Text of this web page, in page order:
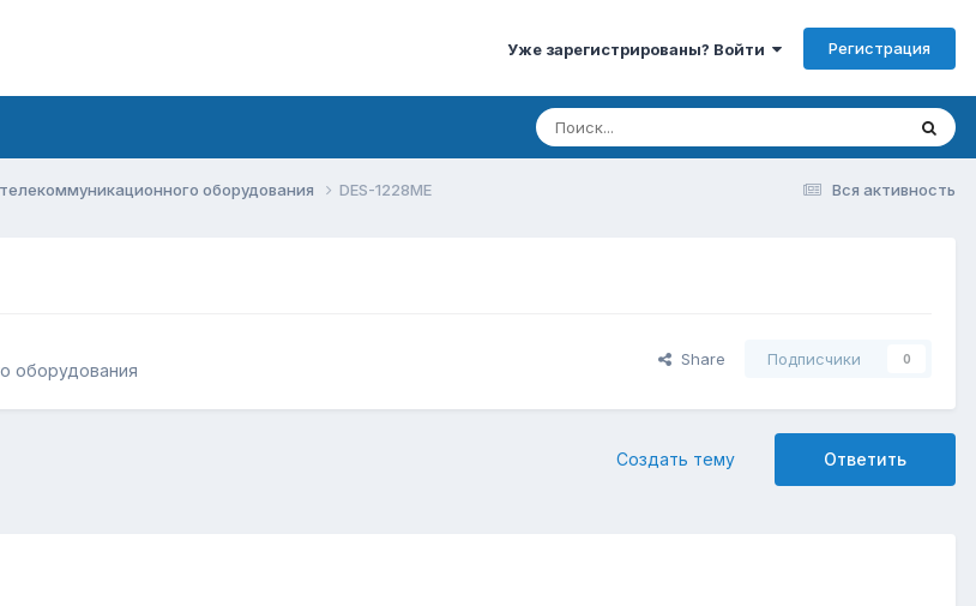
Уже зарегистрированы? Войти Регистрация
Вся активность
оборудования DES-1228ME
оборудования
Share Подписчики 0
Ответить
Создать тему